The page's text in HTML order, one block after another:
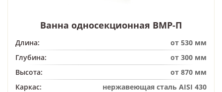
Ванна односекционная ВМР-П
Длина:
от 530 мм
Глубина:
от 300 мм
Высота:
от 870 мм
Каркас:
нержавеющая сталь AISI 430